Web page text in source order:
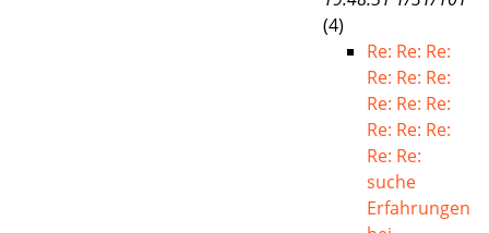
(4)
Re: Re: Re:
Re: Re: Re:
Re: Re: Re:
Re: Re: Re:
Re: Re:
suche
Erfahrungen